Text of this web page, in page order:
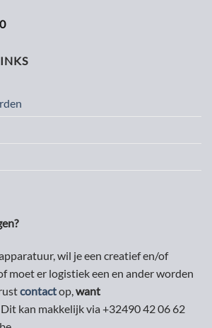
wil je een creatief en/of
moet er logistiek een en ander worden
contactop,want
kan makkelijk via +32490 42 06 62